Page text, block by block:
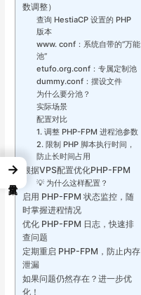
数调整）
查询 HestiaCP 设置的 PHP
版本
www. conf：系统自带的“万能
池”
etufo.org.conf：专属定制池
dummy.conf：摆设文件
为什么要分池？
实际场景
配置对比
1. 调整 PHP-FPM 进程池参数
2. 限制 PHP 脚本执行时间，
防止长时间占用
根据VPS配置优化PHP-FPM
💡 为什么这样配置？
启用 PHP-FPM 状态监控，随
时掌握进程情况
优化 PHP-FPM 日志，快速排
查问题
定期重启 PHP-FPM，防止内存
泄漏
如果问题仍然存在？进一步优
化！
→